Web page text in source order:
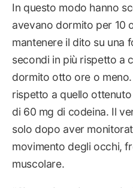
In questo modo hanno
avevano dormito per 10
mantenere il dito su una
secondi in più rispetto a
dormito otto ore o
rispetto a quello
di 60 mg di codeina. Il
solo dopo aver
movimento degli occhi,
muscolare.